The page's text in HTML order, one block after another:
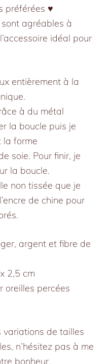
préférées ♥️
agréables à
idéal pour
entièrement à la
à du métal
la boucle puis je
la forme
soie. Pour finir, je
la boucle.
non tissée que je
de chine pour
argent et fibre de
2,5 cm
oreilles percées
variations de tailles
n’hésitez pas à me
bonheur.